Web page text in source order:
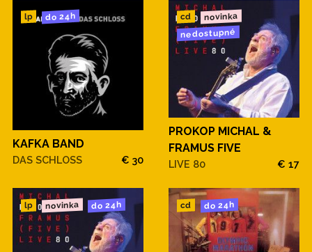
lp do 24h
KAFKA BAND
DAS SCHLOSS € 30
cd novinka
nedostupné
PROKOP MICHAL &
FRAMUS FIVE
LIVE 80 € 17
lp novinka do 24h cd do 24h